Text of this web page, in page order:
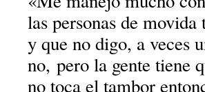
las personas de
y que no digo, a veces
no, pero la gente tiene
no toca el tambor